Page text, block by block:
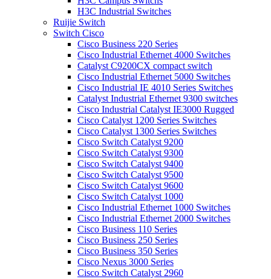
H3C Industrial Switches
Ruijie Switch
Switch Cisco
Cisco Business 220 Series
Cisco Industrial Ethernet 4000 Switches
Catalyst C9200CX compact switch
Cisco Industrial Ethernet 5000 Switches
Cisco Industrial IE 4010 Series Switches
Catalyst Industrial Ethernet 9300 switches
Cisco Industrial Catalyst IE3000 Rugged
Cisco Catalyst 1200 Series Switches
Cisco Catalyst 1300 Series Switches
Cisco Switch Catalyst 9200
Cisco Switch Catalyst 9300
Cisco Switch Catalyst 9400
Cisco Switch Catalyst 9500
Cisco Switch Catalyst 9600
Cisco Switch Catalyst 1000
Cisco Industrial Ethernet 1000 Switches
Cisco Industrial Ethernet 2000 Switches
Cisco Business 110 Series
Cisco Business 250 Series
Cisco Business 350 Series
Cisco Nexus 3000 Series
Cisco Switch Catalyst 2960